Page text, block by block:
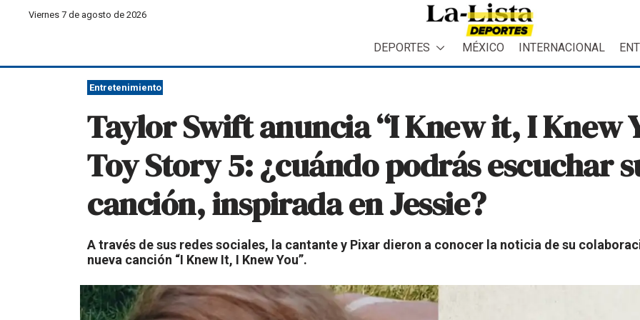
Viernes 7 de agosto de 2026
DEPORTES MÉXICO INTERNACIONAL
Entretenimiento
Taylor Swift anuncia “I Knew it, I Knew
Toy Story 5: ¿cuándo podrás escuchar
canción, inspirada en Jessie?
A través de sus redes sociales, la cantante y Pixar dieron a conocer la noticia de su
nueva canción “I Knew It, I Knew You”.